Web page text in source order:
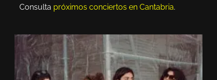
Consulta próximos conciertos en Cantabria.